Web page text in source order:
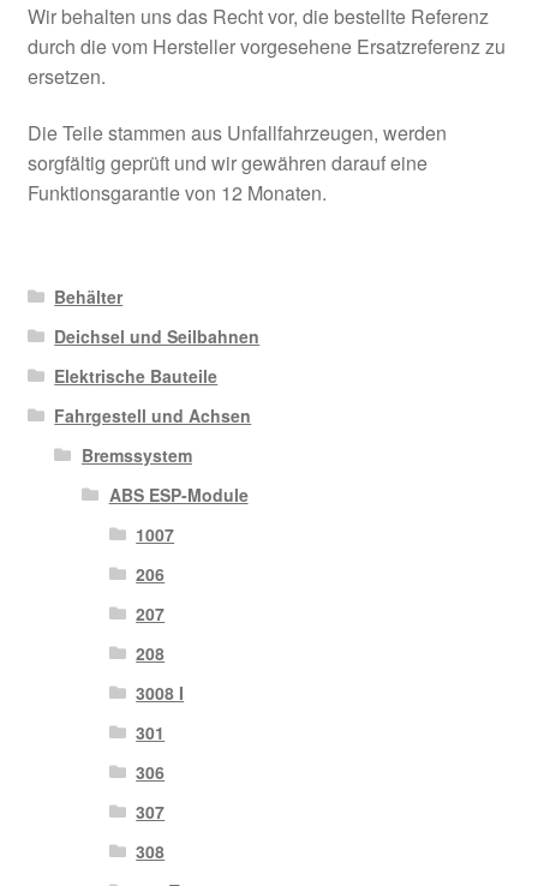
Wir behalten uns das Recht vor, die bestellte Referenz
durch die vom Hersteller vorgesehene Ersatzreferenz zu
ersetzen.
Die Teile stammen aus Unfallfahrzeugen, werden
sorgfältig geprüft und wir gewähren darauf eine
Funktionsgarantie von 12 Monaten.
Behälter
Deichsel und Seilbahnen
Elektrische Bauteile
Fahrgestell und Achsen
Bremssystem
ABS ESP-Module
1007
206
207
208
3008 I
301
306
307
308